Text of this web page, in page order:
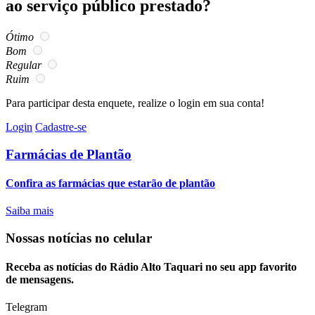
ao serviço público prestado?
Ótimo
Bom
Regular
Ruim
Para participar desta enquete, realize o login em sua conta!
Login Cadastre-se
Farmácias de Plantão
Confira as farmácias que estarão de plantão
Saiba mais
Nossas notícias no celular
Receba as notícias do Rádio Alto Taquari no seu app favorito
de mensagens.
Telegram